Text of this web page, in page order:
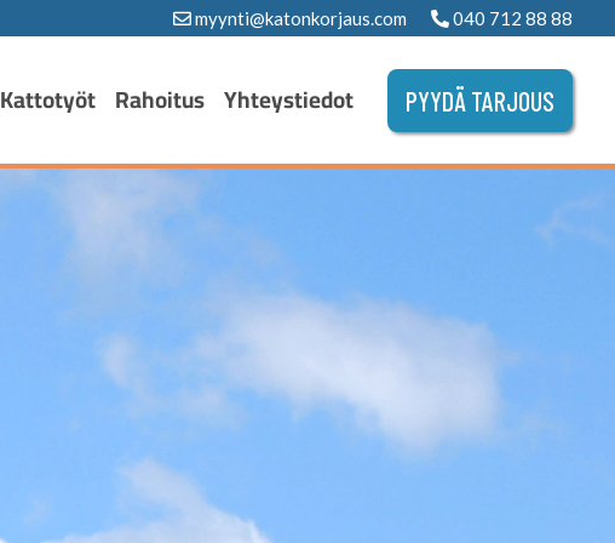
myynti@katonkorjaus.com 040 712 88 88
Kattotyöt Rahoitus Yhteystiedot PYYDÄ TARJOUS